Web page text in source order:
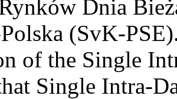
Dnia
(SvK-
of the Single
Single Intra-